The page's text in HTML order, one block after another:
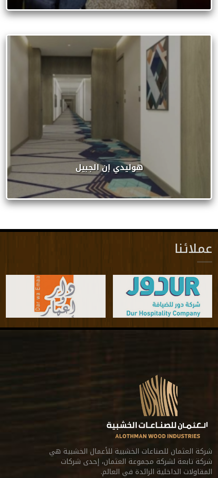
هوليدي إن الجبيل
عملائنا
شركة العثمان للصناعات الخشبية للأعمال الخشبية هي
شركة تابعة لشركة مجموعة العثمان، إحدى شركات
المقاولات الداخلية الرائدة في العالم.